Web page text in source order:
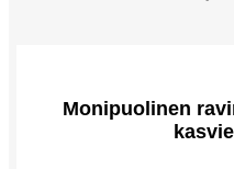
Monipuolinen